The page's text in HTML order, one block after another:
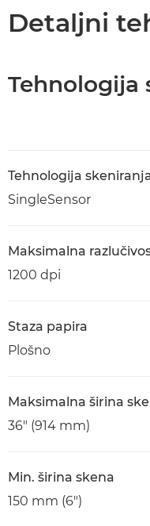
Detaljni
Tehnologija
Tehnologija
SingleSensor
Maksimalna
1200 dpi
Staza papira
Plošno
Maksimalna širina
36" (914 mm)
Min. širina skena
150 mm (6")